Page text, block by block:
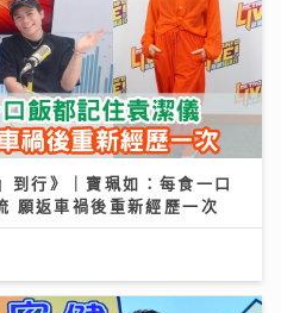
行》｜寶珮如：每食一口
願返車禍後重新經歷一次